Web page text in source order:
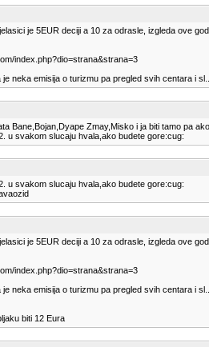
je 5EUR deciji a 10 za odrasle, izgleda ove
index.php?dio=strana&strana=3
neka emisija o turizmu pa pregled svih centara i
Bane,Bojan,Dyape Zmay,Misko i ja biti tamo pa
u svakom slucaju hvala,ako budete gore:cug:
u svakom slucaju hvala,ako budete gore:cug:
je 5EUR deciji a 10 za odrasle, izgleda ove
index.php?dio=strana&strana=3
neka emisija o turizmu pa pregled svih centara i
biti 12 Eura